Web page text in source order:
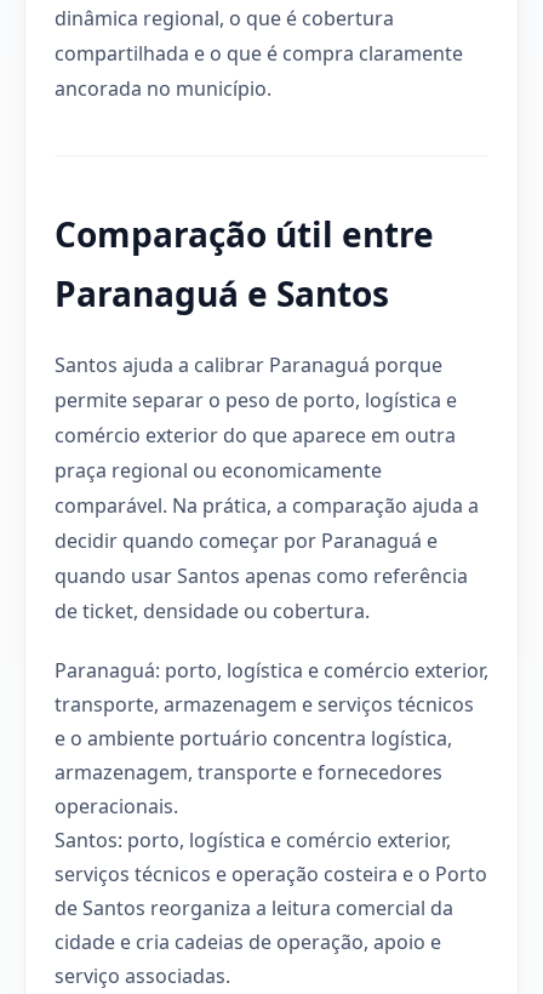
dinâmica regional, o que é cobertura
compartilhada e o que é compra claramente
ancorada no município.
Comparação útil entre
Paranaguá e Santos
Santos ajuda a calibrar Paranaguá porque
permite separar o peso de porto, logística e
comércio exterior do que aparece em outra
praça regional ou economicamente
comparável. Na prática, a comparação ajuda a
decidir quando começar por Paranaguá e
quando usar Santos apenas como referência
de ticket, densidade ou cobertura.
Paranaguá: porto, logística e comércio exterior,
transporte, armazenagem e serviços técnicos
e o ambiente portuário concentra logística,
armazenagem, transporte e fornecedores
operacionais.
Santos: porto, logística e comércio exterior,
serviços técnicos e operação costeira e o Porto
de Santos reorganiza a leitura comercial da
cidade e cria cadeias de operação, apoio e
serviço associadas.